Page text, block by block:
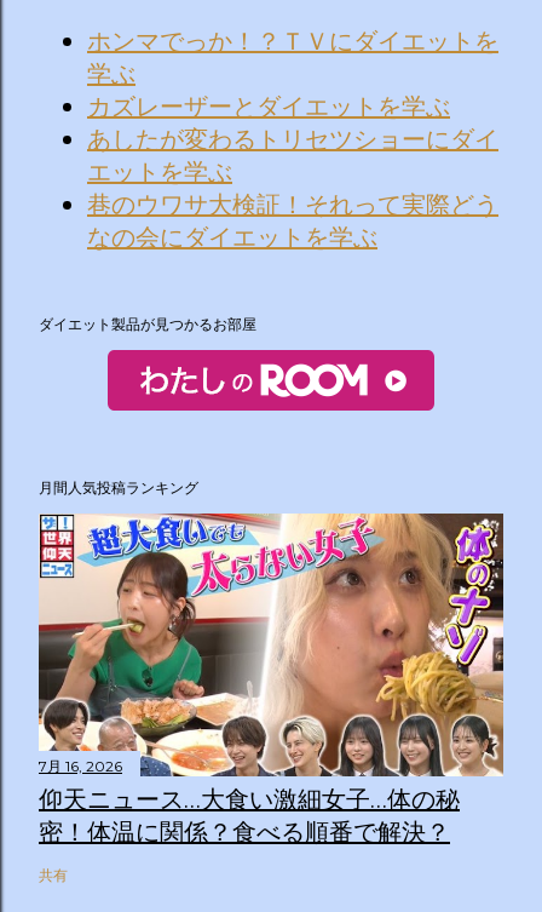
ホンマでっか！？ＴＶにダイエットを
学ぶ
カズレーザーとダイエットを学ぶ
あしたが変わるトリセツショーにダイ
エットを学ぶ
巷のウワサ大検証！それって実際どう
なの会にダイエットを学ぶ
ダイエット製品が見つかるお部屋
月間人気投稿ランキング
7月 16, 2026
仰天ニュース…大食い激細女子…体の秘
密！体温に関係？食べる順番で解決？
共有